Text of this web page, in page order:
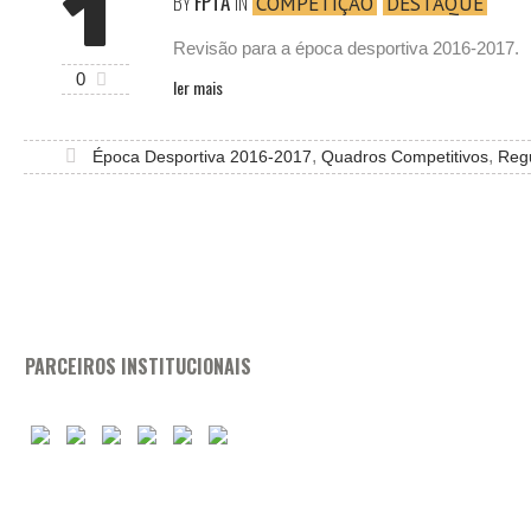
0
Revisão para a época desportiva 2016-2017.
ler mais
Época Desportiva 2016-2017, Quadros Competitivos,
PARCEIROS INSTITUCIONAIS